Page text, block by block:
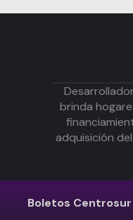
brinda
adquisición
Boletos Centrosur